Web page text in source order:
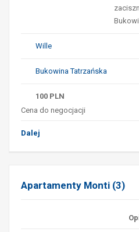
Wille
Bukowina Tatrzańska
100 PLN
Cena do negocjacji
Dalej
Apartamenty Monti (3)